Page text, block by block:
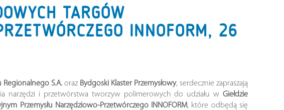
TARGÓW
INNOFORM, 26
Regionalnego S.A. oraz Bydgoski Klaster Przemysłowy, serdecznie zapraszają
narzędzi i przetwórstwa tworzyw polimerowych do udziału w Giełdzie
Przemysłu Narzędziowo-Przetwórczego INNOFORM, które odbędą się